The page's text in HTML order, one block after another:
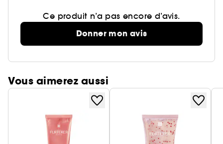
Ce produit n’a pas encore d’avis.
Donner mon avis
Vous aimerez aussi